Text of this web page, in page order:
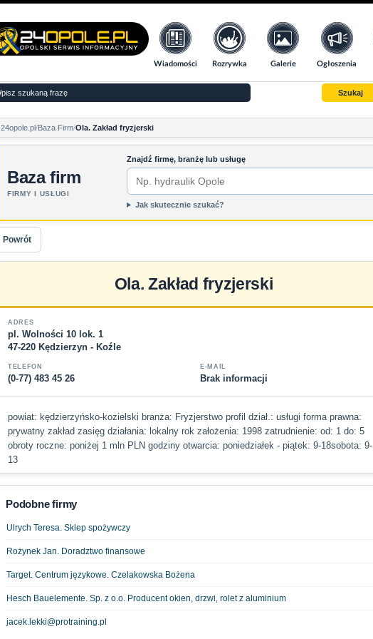
Wiadomości Rozrywka Galerie Ogłoszenia
Szukaj
24opole.pl Baza Firm Ola. Zakład fryzjerski
Baza firm
FIRMY I USŁUGI
Znajdź firmę, branżę lub usługę
Jak skutecznie szukać?
Powrót
Ola. Zakład fryzjerski
ADRES
pl. Wolności 10 lok. 1
47-220 Kędzierzyn - Koźle
TELEFON
(0-77) 483 45 26
E-MAIL
Brak informacji
powiat: kędzierzyńsko-kozielski branża: Fryzjerstwo profil dział.: usługi forma prawna:
prywatny zakład zasięg działania: lokalny rok założenia: 1998 zatrudnienie: od: 1 do: 5
obroty roczne: poniżej 1 mln PLN godziny otwarcia: poniedziałek - piątek: 9-18sobota: 9-
13
Podobne firmy
Ulrych Teresa. Sklep spożywczy
Rożynek Jan. Doradztwo finansowe
Target. Centrum językowe. Czelakowska Bożena
Hesch Bauelemente. Sp. z o.o. Producent okien, drzwi, rolet z aluminium
jacek.lekki@protraining.pl